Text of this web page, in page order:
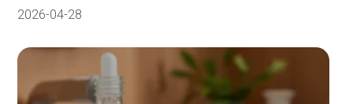
2026-04-28